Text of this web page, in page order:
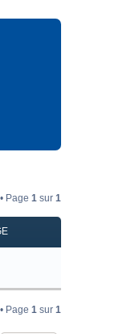
Page 1 sur 1
Page 1 sur 1